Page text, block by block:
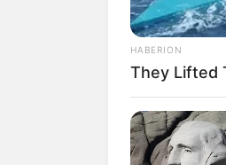
heridas
Se
por parte
menores
HABERION
They Lifted